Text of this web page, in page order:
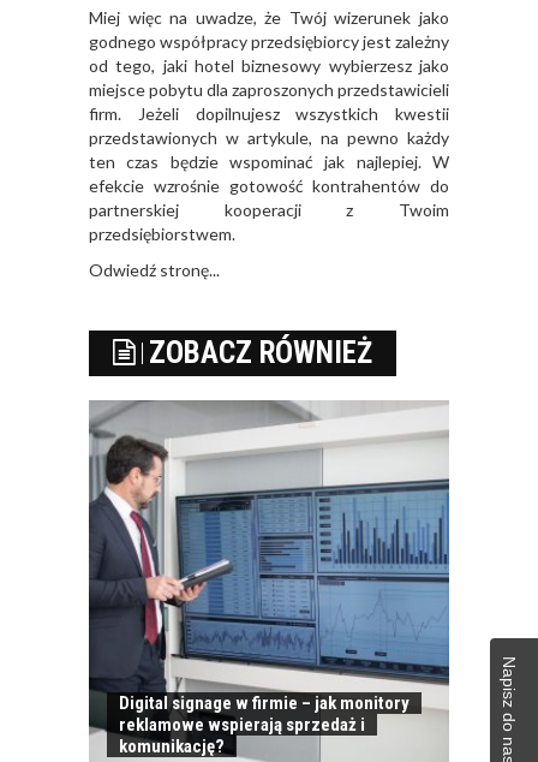
Miej więc na uwadze, że Twój wizerunek jako
godnego współpracy przedsiębiorcy jest zależny
od tego, jaki hotel biznesowy wybierzesz jako
miejsce pobytu dla zaproszonych przedstawicieli
firm. Jeżeli dopilnujesz wszystkich kwestii
przedstawionych w artykule, na pewno każdy
ten czas będzie wspominać jak najlepiej. W
efekcie wzrośnie gotowość kontrahentów do
partnerskiej kooperacji z Twoim
przedsiębiorstwem.
Odwiedź stronę...
ZOBACZ RÓWNIEŻ
Digital signage w firmie – jak monitory
reklamowe wspierają sprzedaż i
komunikację?